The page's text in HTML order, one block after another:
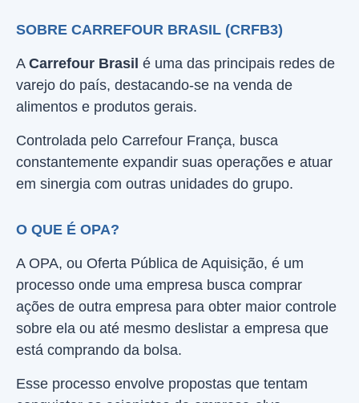
SOBRE CARREFOUR BRASIL (CRFB3)
A Carrefour Brasil é uma das principais redes de
varejo do país, destacando-se na venda de
alimentos e produtos gerais.
Controlada pelo Carrefour França, busca
constantemente expandir suas operações e atuar
em sinergia com outras unidades do grupo.
O QUE É OPA?
A OPA, ou Oferta Pública de Aquisição, é um
processo onde uma empresa busca comprar
ações de outra empresa para obter maior controle
sobre ela ou até mesmo deslistar a empresa que
está comprando da bolsa.
Esse processo envolve propostas que tentam